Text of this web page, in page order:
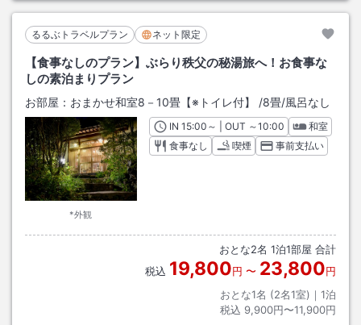
るるぶトラベルプラン ネット限定
【食事なしのプラン】ぶらり秩父の秘湯旅へ！お食事な
しの素泊まりプラン
お部屋： おまかせ和室8－10畳【※トイレ付】 /8畳/風呂なし
*外観
INチェックイン
15:00 ～ | OUT チェックアウト
～10:00
和室
食事なし
喫煙 事前支払い
おとな2名 1泊1部屋 合計
税込 19,800円 〜 23,800円
おとな1名 (2名1室)｜ 1泊
税込 9,900円〜11,900円